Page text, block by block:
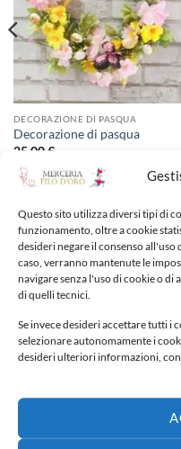
Questo sito utilizza diversi tipi di
funzionamento, oltre a cookie
desideri negare il consenso
caso, verranno mantenute le
navigare senza l'uso di cookie o
di quelli tecnici.
Se invece desideri accettare tutti i
selezionare autonomamente i
desideri ulteriori informazioni,
DECORAZIONE DI PASQUA
Decorazione di pasqua
25,00€
desideri
NUOVI ARRIVI
Fiocco nascita